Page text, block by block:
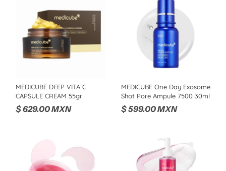
MEDICUBE DEEP VITA C
CAPSULE CREAM 55gr
$ 629.00 MXN
MEDICUBE One Day Exosome
Shot Pore Ampule 7500 30ml
$ 599.00 MXN